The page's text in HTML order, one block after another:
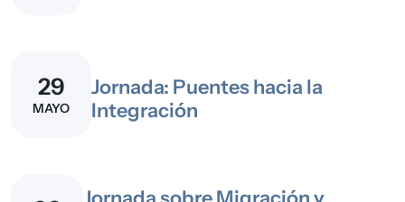
29
MAYO
Jornada: Puentes hacia la
Integración